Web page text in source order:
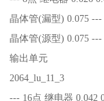
晶体管(漏型) 0.075 ---
晶体管(源型) 0.075 ---
输出单元
2064_lu_11_3
--- 16点 继电器 0.042